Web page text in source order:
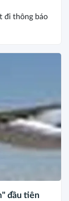
đi thông báo
đầu tiên